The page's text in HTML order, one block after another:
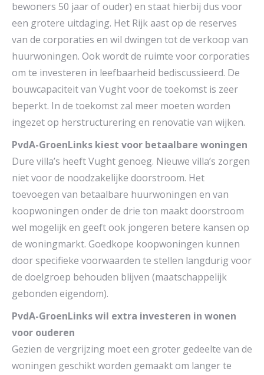
bewoners 50 jaar of ouder) en staat hierbij dus voor
een grotere uitdaging. Het Rijk aast op de reserves
van de corporaties en wil dwingen tot de verkoop van
huurwoningen. Ook wordt de ruimte voor corporaties
om te investeren in leefbaarheid bediscussieerd. De
bouwcapaciteit van Vught voor de toekomst is zeer
beperkt. In de toekomst zal meer moeten worden
ingezet op herstructurering en renovatie van wijken.
PvdA-GroenLinks kiest voor betaalbare woningen
Dure villa’s heeft Vught genoeg. Nieuwe villa’s zorgen
niet voor de noodzakelijke doorstroom. Het
toevoegen van betaalbare huurwoningen en van
koopwoningen onder de drie ton maakt doorstroom
wel mogelijk en geeft ook jongeren betere kansen op
de woningmarkt. Goedkope koopwoningen kunnen
door specifieke voorwaarden te stellen langdurig voor
de doelgroep behouden blijven (maatschappelijk
gebonden eigendom).
PvdA-GroenLinks wil extra investeren in wonen
voor ouderen
Gezien de vergrijzing moet een groter gedeelte van de
woningen geschikt worden gemaakt om langer te